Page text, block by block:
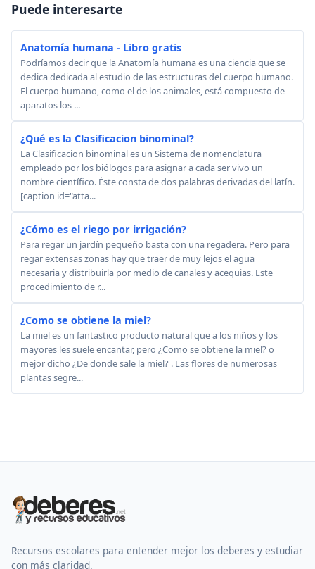
Puede interesarte
Anatomía humana - Libro gratis
Podríamos decir que la Anatomía humana es una ciencia que se
dedica dedicada al estudio de las estructuras del cuerpo humano.
El cuerpo humano, como el de los animales, está compuesto de
aparatos los ...
¿Qué es la Clasificacion binominal?
La Clasificacion binominal es un Sistema de nomenclatura
empleado por los biólogos para asignar a cada ser vivo un
nombre científico. Éste consta de dos palabras derivadas del latín.
[caption id="atta...
¿Cómo es el riego por irrigación?
Para regar un jardín pequeño basta con una regadera. Pero para
regar extensas zonas hay que traer de muy lejos el agua
necesaria y distribuirla por medio de canales y acequias. Este
procedimiento de r...
¿Como se obtiene la miel?
La miel es un fantastico producto natural que a los niños y los
mayores les suele encantar, pero ¿Como se obtiene la miel? o
mejor dicho ¿De donde sale la miel? . Las flores de numerosas
plantas segre...
Recursos escolares para entender mejor los deberes y estudiar
con más claridad.